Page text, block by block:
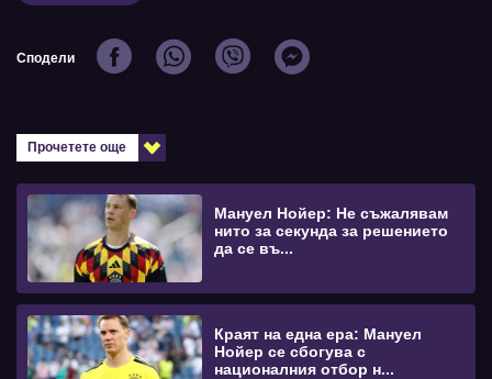
Сподели
Прочетете още
Мануел Нойер: Не съжалявам
нито за секунда за решението
да се въ...
Краят на една ера: Мануел
Нойер се сбогува с
националния отбор н...